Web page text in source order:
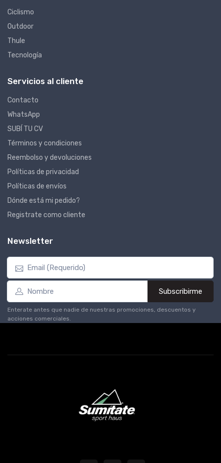
Ciclismo
Outdoor
Thule
Tecnología
Servicios al cliente
Contacto
WhatsApp
SUBÍ TU CV
Términos y condiciones
Reembolso y devoluciones
Políticas de privacidad
Políticas de envíos
Dónde está mi pedido?
Registrate como cliente
Newsletter
Subscribirme
Enterate antes que nadie de nuestras promociones, descuentos y
acciones comerciales.